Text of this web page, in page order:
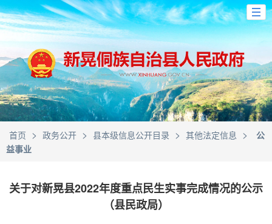
首页 > 政务公开 > 县本级信息公开目录 > 其他法定信息 >
公
益事业
关于对新晃县2022年度重点民生实事完成情况的公示
（县民政局）